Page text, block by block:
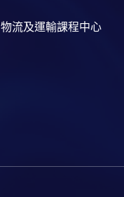
物流及運輸課程中心